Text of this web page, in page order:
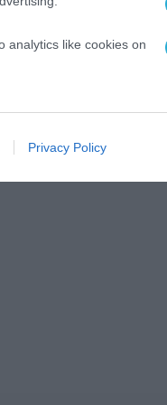
analytics like cookies on
of the website
personalization.
Privacy Policy